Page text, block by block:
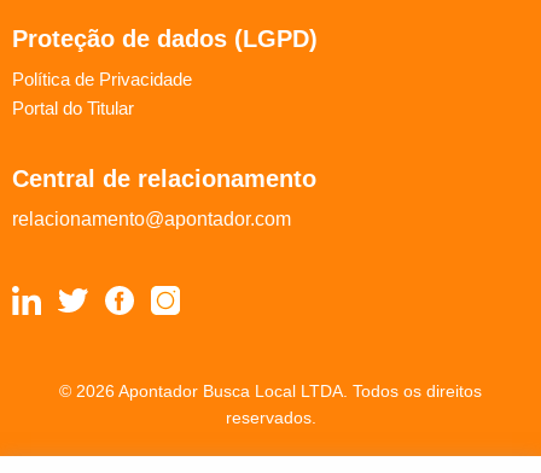
Proteção de dados (LGPD)
Política de Privacidade
Portal do Titular
Central de relacionamento
relacionamento@apontador.com
© 2026 Apontador Busca Local LTDA. Todos os direitos
reservados.